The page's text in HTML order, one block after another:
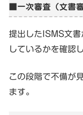
■一次審査（文書審
提出したISMS文
しているかを確認
この段階で不備が
ます。